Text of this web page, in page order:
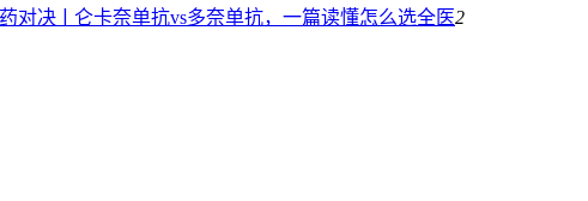
对决ￜ仑卡奈单抗vs多奈单抗，一篇读懂怎么选全医2